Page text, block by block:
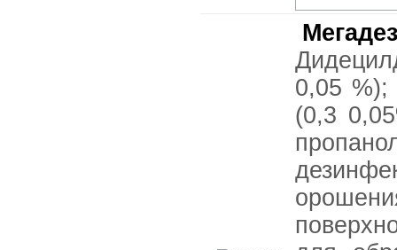
0,05 %);
(0,3